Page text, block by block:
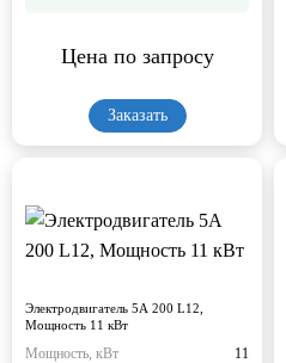
Цена по запросу
Заказать
Электродвигатель 5А 200 L12,
Мощность 11 кВт
Мощность, кВт
11